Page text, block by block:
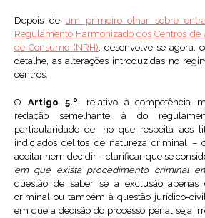
Depois de um primeiro olhar sobre
Regulamento Harmonizado dos Centros
de Consumo (NRH), desenvolve-se agora,
detalhe, as alterações introduzidas no
centros.
O Artigo 5.º, relativo à competência
redação semelhante à do
particularidade de, no que respeita aos
indiciados delitos de natureza criminal –
aceitar nem decidir – clarificar que se
em que exista procedimento criminal
questão de saber se a exclusão
criminal ou também à questão jurídico-
em que a decisão do processo penal seja